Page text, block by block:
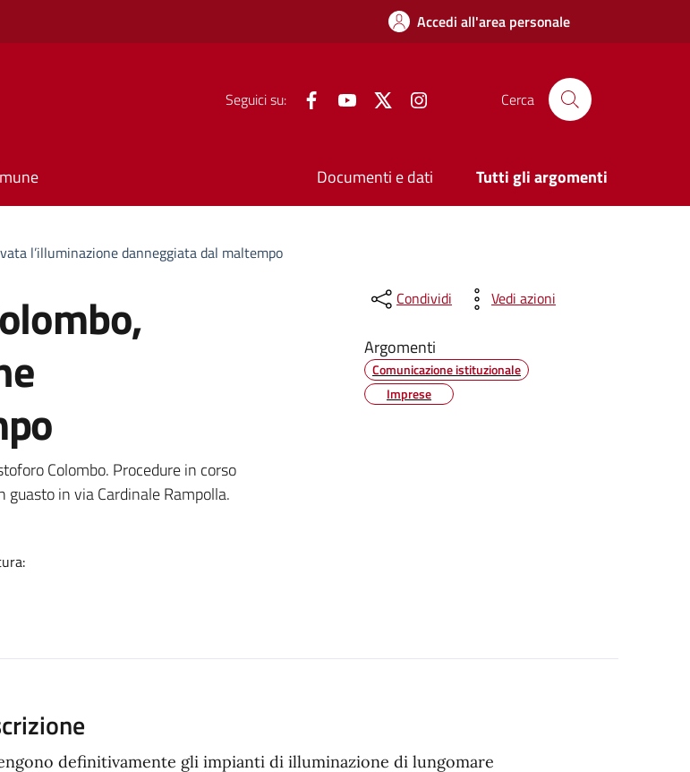
Accedi all'area personale
Seguici su: FacebookYouTube Twitter Cerca
Documenti e dati Tutti gli argomenti
l’illuminazione danneggiata dal maltempo
Colombo. Procedure in corso
in via Cardinale Rampolla.
Condividi Vedi azioni
Argomenti
Comunicazione istituzionale
Imprese
definitivamente gli impianti di illuminazione di lungomare